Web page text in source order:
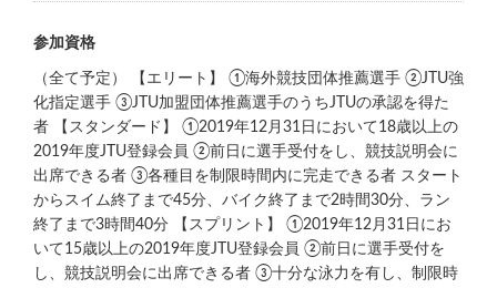
参加資格
（全て予定） 【エリート】 ①海外競技団体推薦選手 ②JTU強
化指定選手 ③JTU加盟団体推薦選手のうちJTUの承認を得た
者 【スタンダード】 ①2019年12月31日において18歳以上の
2019年度JTU登録会員 ②前日に選手受付をし、競技説明会に
出席できる者 ③各種目を制限時間内に完走できる者 スタート
からスイム終了まで45分、バイク終了まで2時間30分、ラン
終了まで3時間40分 【スプリント】 ①2019年12月31日にお
いて15歳以上の2019年度JTU登録会員 ②前日に選手受付を
し、競技説明会に出席できる者 ③十分な泳力を有し、制限時